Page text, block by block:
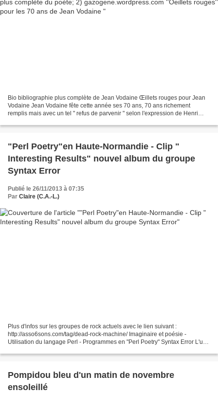
Bio bibliographie plus complète de Jean Vodaine Œillets rouges pour Jean
Vodaine Jean Vodaine fête cette année ses 70 ans, 70 ans richement
remplis mais avec un tel " refus de parvenir " selon l'expression de Henri
"Perl Poetry"en Haute-Normandie - Clip "
Interesting Results" nouvel album du groupe
Syntax Error
Publié le 26/11/2013 à 07:35
Par Claire (C.A.-L.)
Plus d'infos sur les groupes de rock actuels avec le lien suivant :
http://asso6sons.com/tag/dead-rock-machine/ Imaginaire et poésie -
Utilisation du langage Perl - Programmes en "Perl Poetry" Syntax Error L'un
Pompidou bleu d'un matin de novembre
ensoleillé